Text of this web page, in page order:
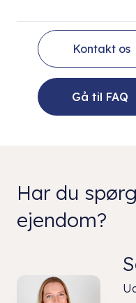
Kontakt os
Gå til FAQ
Har du
ejendom?